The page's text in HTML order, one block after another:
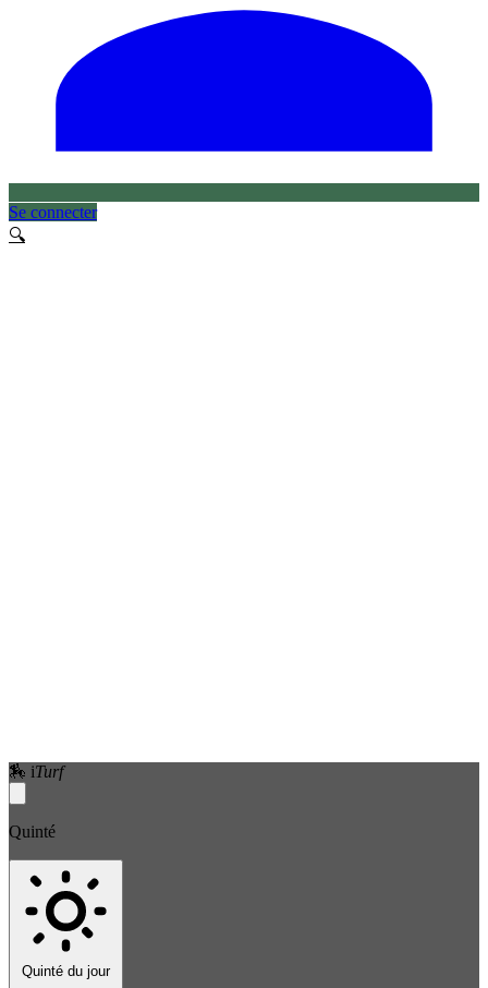
Se connecter
🔍
🏇 iTurf
Quinté
Quinté du jour